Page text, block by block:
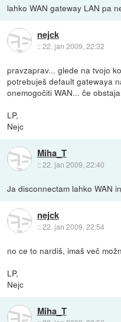
lahko WAN gateway LAN pa
nejck
::22. jan 2009, 22:32
pravzaprav... glede na tvojo
potrebuješ default gatewaya
onemogočiti WAN... če
LP,
Nejc
Miha_T
::22. jan 2009, 22:40
Ja disconnectam lahko WAN
nejck
::22. jan 2009, 22:54
no ce to nardiš, imaš več
LP,
Nejc
Miha_T